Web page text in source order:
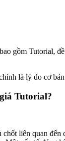
gồm Tutorial,
là lý do cơ
Tutorial?
liên quan